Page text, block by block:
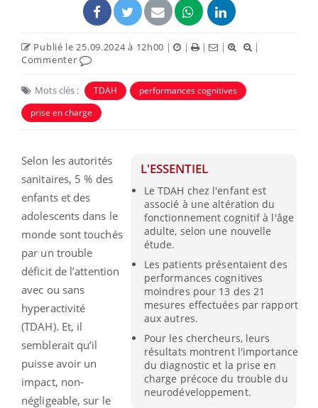
Publié le 25.09.2024 à 12h00 | | | |
|
Commenter
Mots clés : TDAH
performances cognitives
prise en charge
L'ESSENTIEL
Le TDAH chez l'enfant est
associé à une altération du
fonctionnement cognitif à l'âge
adulte, selon une nouvelle
étude.
Les patients présentaient des
performances cognitives
moindres pour 13 des 21
mesures effectuées par rapport
aux autres.
Pour les chercheurs, leurs
résultats montrent l'importance
du diagnostic et la prise en
charge précoce du trouble du
neurodéveloppement.
Selon les autorités
sanitaires, 5 % des
enfants et des
adolescents dans le
monde sont touchés
par un trouble
déficit de l’attention
avec ou sans
hyperactivité
(TDAH). Et, il
semblerait qu’il
puisse avoir un
impact, non-
négligeable, sur le